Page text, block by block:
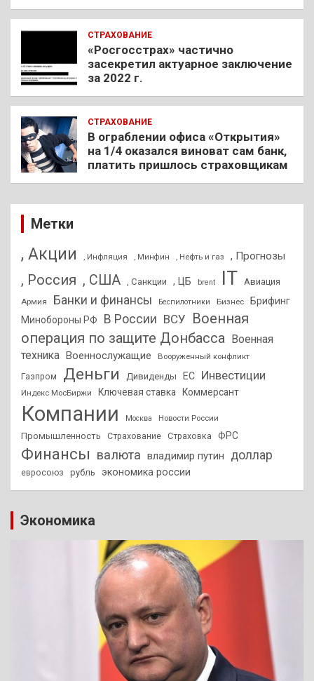
СТРАХОВАНИЕ
«Росгосстрах» частично
засекретил актуарное заключение
за 2022 г.
СТРАХОВАНИЕ
В ограблении офиса «Открытия»
на 1/4 оказался виноват сам банк,
платить пришлось страховщикам
Метки
, Акции , Инфляция , Минфин , Нефть и газ , Прогнозы
, Россия , США , Санкции , ЦБ brent IT Авиация
Армия Банки и финансы Беспилотники Бизнес
Брифинг
Минобороны РФ
В России ВСУ Военная
операция по защите Донбасса
Военная
техника
Военнослужащие Вооруженный конфликт
Газпром Деньги Дивиденды ЕС Инвестиции
Индекс МосБиржи Ключевая ставка Коммерсант
Компании Москва Новости России
Промышленность Страхование Страховка ФРС
Финансы валюта владимир путин доллар
евросоюз рубль экономика россии
Экономика